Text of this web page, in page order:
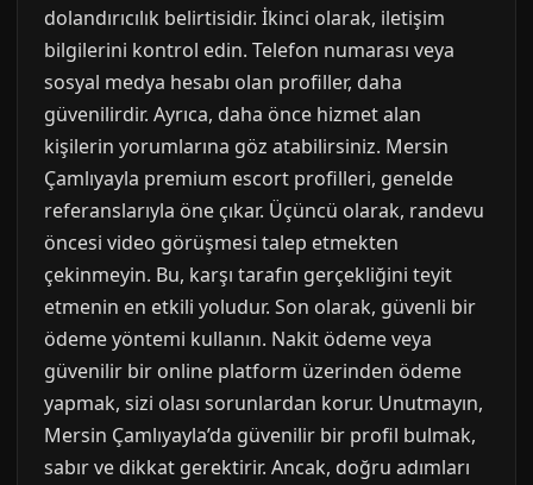
dolandırıcılık belirtisidir. İkinci olarak, iletişim
bilgilerini kontrol edin. Telefon numarası veya
sosyal medya hesabı olan profiller, daha
güvenilirdir. Ayrıca, daha önce hizmet alan
kişilerin yorumlarına göz atabilirsiniz. Mersin
Çamlıyayla premium escort profilleri, genelde
referanslarıyla öne çıkar. Üçüncü olarak, randevu
öncesi video görüşmesi talep etmekten
çekinmeyin. Bu, karşı tarafın gerçekliğini teyit
etmenin en etkili yoludur. Son olarak, güvenli bir
ödeme yöntemi kullanın. Nakit ödeme veya
güvenilir bir online platform üzerinden ödeme
yapmak, sizi olası sorunlardan korur. Unutmayın,
Mersin Çamlıyayla’da güvenilir bir profil bulmak,
sabır ve dikkat gerektirir. Ancak, doğru adımları